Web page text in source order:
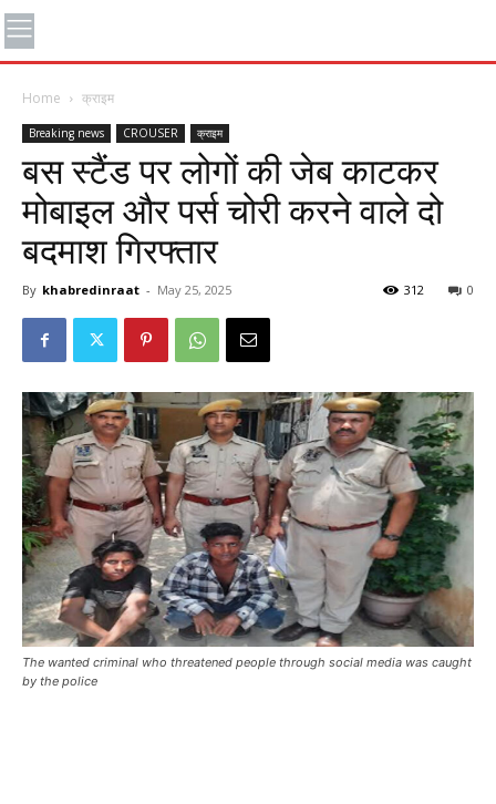
Home क्राइम
Breaking news CROUSER क्राइम
बस स्टैंड पर लोगों की जेब काटकर
मोबाइल और पर्स चोरी करने वाले दो
बदमाश गिरफ्तार
By khabredinraat - May 25, 2025 0
312
The wanted criminal who threatened people through social media was caught
by the police